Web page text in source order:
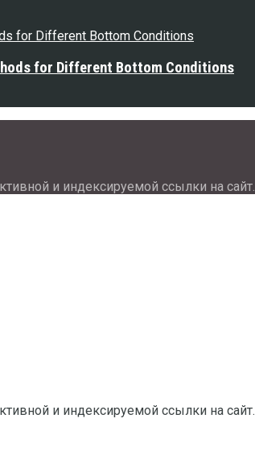
for Different Bottom Conditions
и индексируемой ссылки на сайт.
и индексируемой ссылки на сайт.